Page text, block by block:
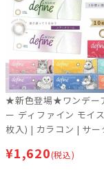
★新色登場★ワンデー
ー ディファイン モイ
枚入) | カラコン |
¥1,620(税込)